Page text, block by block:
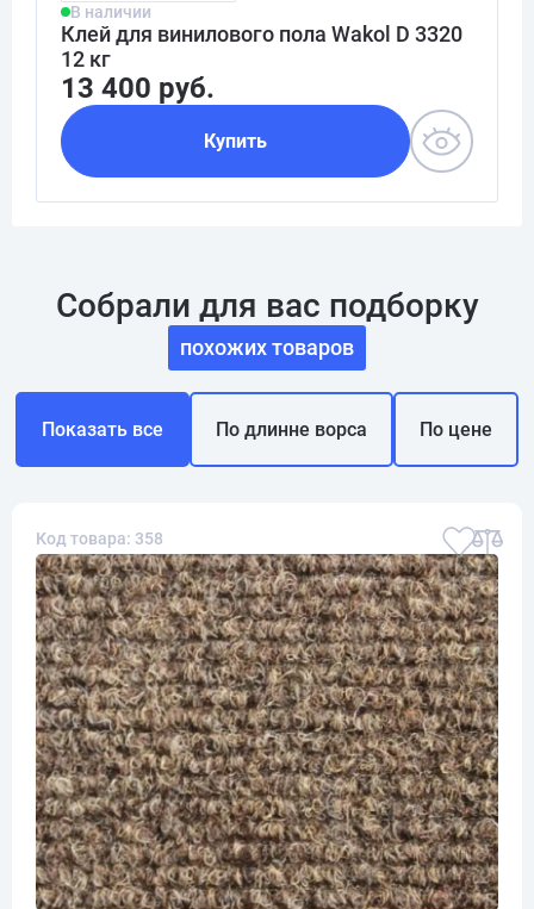
В наличии
Клей для винилового пола Wakol D 3320
12 кг
13 400 руб.
Купить
Собрали для вас подборку
похожих товаров
Показать все По длинне ворса По цене
Код товара: 358